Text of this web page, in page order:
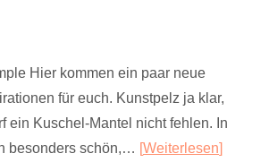
Hier kommen ein paar neue
für euch. Kunstpelz ja klar,
ein Kuschel-Mantel nicht fehlen. In
besonders schön,… Weiterlesen